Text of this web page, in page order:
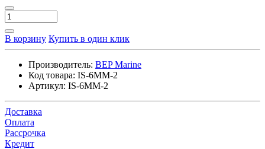
В корзину Купить в один клик
Производитель: BEP Marine
Код товара: IS-6MM-2
Артикул: IS-6MM-2
Доставка
Оплата
Рассрочка
Кредит